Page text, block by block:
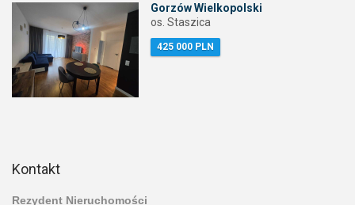
Gorzów Wielkopolski
os. Staszica
425 000 PLN
Kontakt
Rezydent Nieruchomości